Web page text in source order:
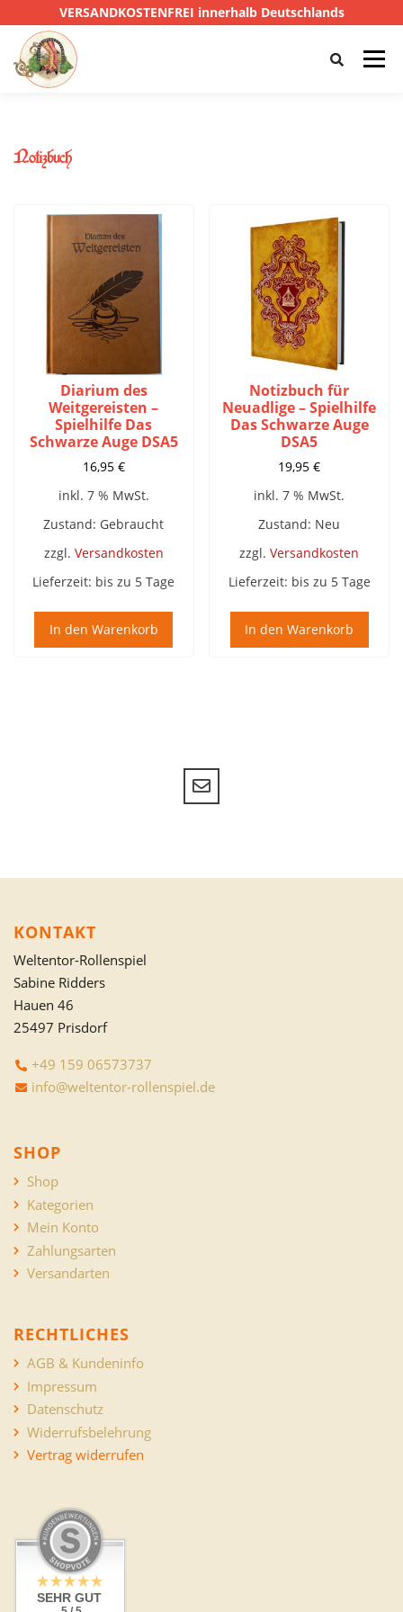
VERSANDKOSTENFREI innerhalb Deutschlands
Menü
Notizbuch
Diarium des
Weitgereisten –
Spielhilfe Das
Schwarze Auge DSA5
16,95 €
inkl. 7 % MwSt.
Zustand: Gebraucht
zzgl. Versandkosten
Lieferzeit: bis zu 5 Tage
In den Warenkorb
Notizbuch für
Neuadlige – Spielhilfe
Das Schwarze Auge
DSA5
19,95€
inkl. 7 % MwSt.
Zustand: Neu
zzgl.Versandkosten
Lieferzeit: bis zu 5 Tage
In den Warenkorb
KONTAKT
Weltentor-Rollenspiel
Sabine Ridders
Hauen 46
25497 Prisdorf
+49 159 06573737
info@weltentor-rollenspiel.de
SHOP
Shop
Kategorien
Mein Konto
Zahlungsarten
Versandarten
RECHTLICHES
AGB & Kundeninfo
Impressum
Datenschutz
Widerrufsbelehrung
Vertrag widerrufen
SEHR GUT